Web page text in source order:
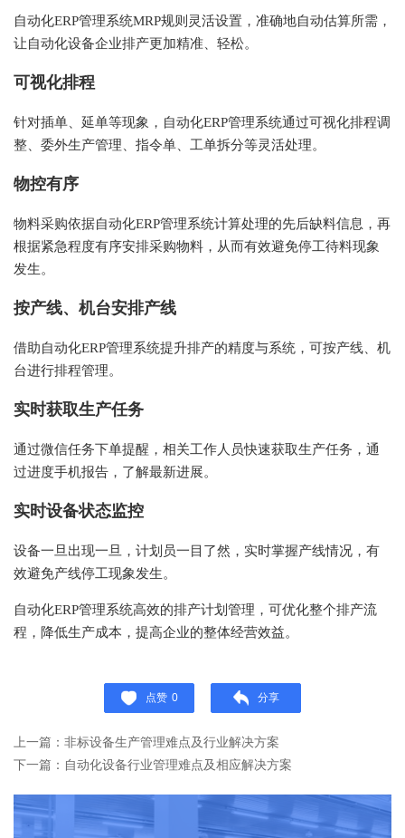
自动化ERP管理系统MRP规则灵活设置，准确地自动估算所需，
让自动化设备企业排产更加精准、轻松。
可视化排程
针对插单、延单等现象，自动化ERP管理系统通过可视化排程调
整、委外生产管理、指令单、工单拆分等灵活处理。
物控有序
物料采购依据自动化ERP管理系统计算处理的先后缺料信息，再
根据紧急程度有序安排采购物料，从而有效避免停工待料现象
发生。
按产线、机台安排产线
借助自动化ERP管理系统提升排产的精度与系统，可按产线、机
台进行排程管理。
实时获取生产任务
通过微信任务下单提醒，相关工作人员快速获取生产任务，通
过进度手机报告，了解最新进展。
实时设备状态监控
设备一旦出现一旦，计划员一目了然，实时掌握产线情况，有
效避免产线停工现象发生。
自动化ERP管理系统高效的排产计划管理，可优化整个排产流
程，降低生产成本，提高企业的整体经营效益。
点赞 0 分享
上一篇：非标设备生产管理难点及行业解决方案
下一篇：自动化设备行业管理难点及相应解决方案